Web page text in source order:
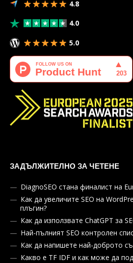
4.8
4.0
5.0
ЗАДЪЛЖИТЕЛНО ЗА ЧЕТЕНЕ
DiagnoSEO стана финалист на
Как да увеличите SEO на
плъгин?
Как да използвате ChatGPT за
Най-пълният SEO контролен
Как да напишете най-доброто
Какво е TF IDF и как може да